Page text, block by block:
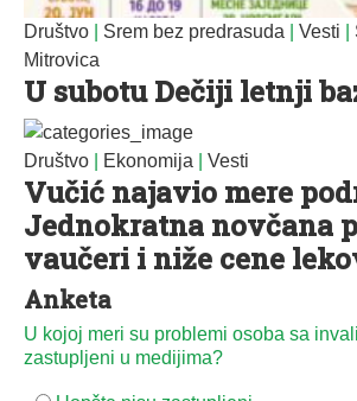
Društvo Srem bez predrasuda Vesti
Mitrovica
U subotu Dečiji letnji
Društvo Ekonomija Vesti
Vučić najavio mere
Jednokratna novčana
vaučeri i niže cene
Anketa
U kojoj meri su problemi osoba sa
zastupljeni u medijima?